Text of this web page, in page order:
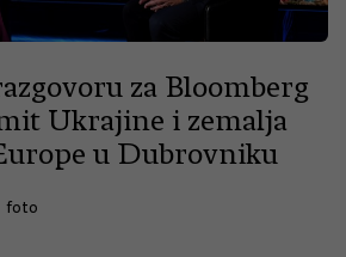
za Bloomberg
Ukrajine i zemalja
u Dubrovniku
foto